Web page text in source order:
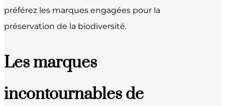
préférez les marques engagées pour la
préservation de la biodiversité.
Les marques
incontournables de